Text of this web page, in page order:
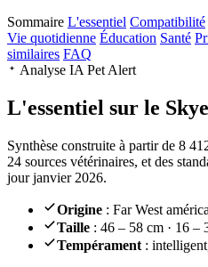
Sommaire L'essentiel Compatibilité
Vie quotidienne Éducation Santé
similaires FAQ
Analyse IA Pet Alert
L'essentiel sur le
Synthèse construite à partir de 8
24 sources vétérinaires, et des
jour janvier 2026.
Origine : Far West
Taille : 46 – 58 cm · 16 –
Tempérament :